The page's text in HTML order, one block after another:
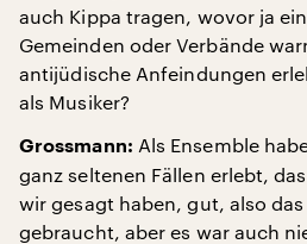
auch Kippa tragen, wovor ja
Gemeinden oder Verbände
antijüdische Anfeindungen
als Musiker?
Grossmann: Als Ensemble
ganz seltenen Fällen erlebt,
wir gesagt haben, gut, also
gebraucht, aber es war auch